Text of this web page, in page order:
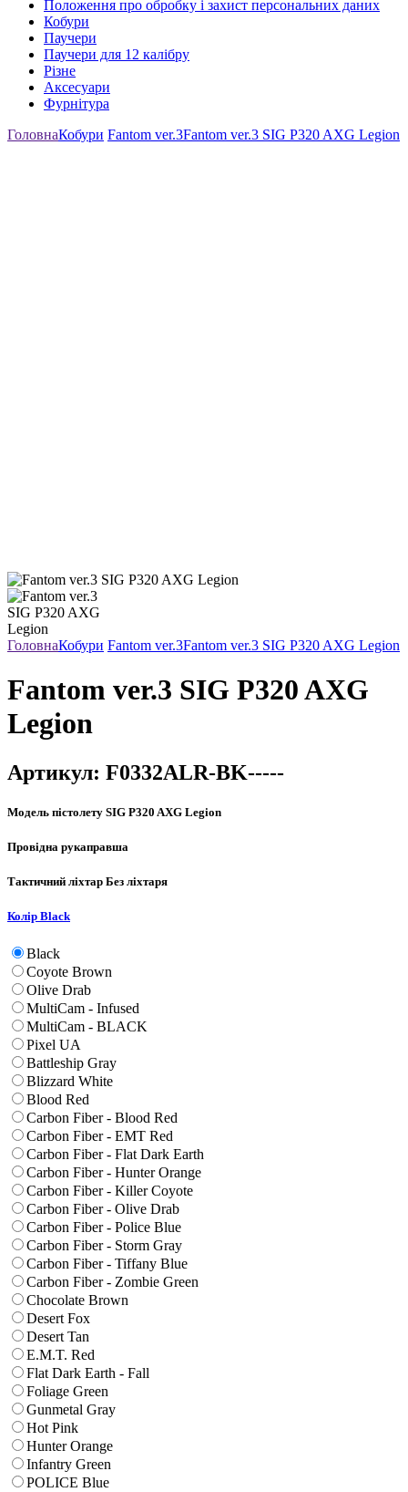
Положення про обробку і захист персональних даних
Кобури
Паучери
Паучери для 12 калібру
Різне
Аксесуари
Фурнітура
ГоловнаКобури Fantom ver.3Fantom ver.3 SIG P320 AXG Legion
ГоловнаКобури Fantom ver.3Fantom ver.3 SIG P320 AXG Legion
Fantom ver.3 SIG P320 AXG
Legion
Артикул: F0332ALR-BK-----
Модель пістолету SIG P320 AXG Legion
Провідна рукаправша
Тактичний ліхтар Без ліхтаря
Колір Black
Black
Coyote Brown
Olive Drab
MultiCam - Infused
MultiCam - BLACK
Pixel UA
Battleship Gray
Blizzard White
Blood Red
Carbon Fiber - Blood Red
Carbon Fiber - EMT Red
Carbon Fiber - Flat Dark Earth
Carbon Fiber - Hunter Orange
Carbon Fiber - Killer Coyote
Carbon Fiber - Olive Drab
Carbon Fiber - Police Blue
Carbon Fiber - Storm Gray
Carbon Fiber - Tiffany Blue
Carbon Fiber - Zombie Green
Chocolate Brown
Desert Fox
Desert Tan
E.M.T. Red
Flat Dark Earth - Fall
Foliage Green
Gunmetal Gray
Hot Pink
Hunter Orange
Infantry Green
POLICE Blue